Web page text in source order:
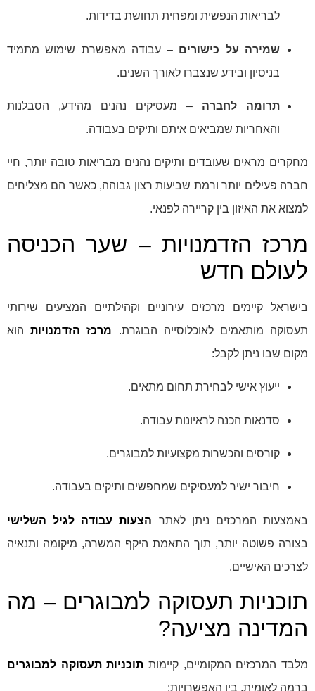
לבריאות הנפשית ומפחית תחושת בדידות.
שמירה על כישורים – עבודה מאפשרת שימוש מתמיד
בניסיון ובידע שנצברו לאורך השנים.
תרומה לחברה – מעסיקים נהנים מהידע, הסבלנות
והאחריות שמביאים איתם ותיקים בעבודה.
מחקרים מראים שעובדים ותיקים נהנים מבריאות טובה יותר, חיי
חברה פעילים יותר ורמת שביעות רצון גבוהה, כאשר הם מצליחים
למצוא את האיזון בין קריירה לפנאי.
מרכז הזדמנויות – שער הכניסה
לעולם חדש
בישראל קיימים מרכזים עירוניים וקהילתיים המציעים שירותי
תעסוקה מותאמים לאוכלוסייה הבוגרת. מרכז הזדמנויותהוא
מקום שבו ניתן לקבל:
ייעוץ אישי לבחירת תחום מתאים.
סדנאות הכנה לראיונות עבודה.
קורסים והכשרות מקצועיות למבוגרים.
חיבור ישיר למעסיקים שמחפשים ותיקים בעבודה.
באמצעות המרכזים ניתן לאתר הצעות עבודה לגיל השלישי
בצורה פשוטה יותר, תוך התאמת היקף המשרה, מיקומה ותנאיה
לצרכים האישיים.
תוכניות תעסוקה למבוגרים – מה
המדינה מציעה?
מלבד המרכזים המקומיים, קיימות תוכניות תעסוקה למבוגרים
ברמה לאומית. בין האפשרויות: